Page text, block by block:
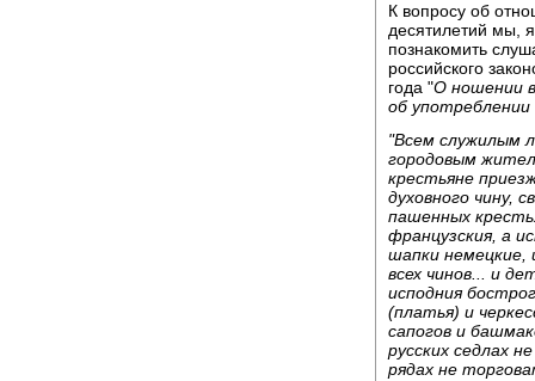
К вопросу об
десятилетий мы,
познакомить
российского
года "О ношении
об употреблении
"Всем служилым
городовым
крестьяне
духовного чину,
пашенных
французския, а
шапки немецкие,
всех чинов... и
исподния
(платья) и
сапогов и
русских седлах
рядах не